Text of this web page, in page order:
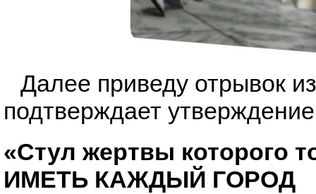
Далее приведу отрывок
подтверждает
«Стул жертвы которого
ИМЕТЬ КАЖДЫЙ ГОРОД